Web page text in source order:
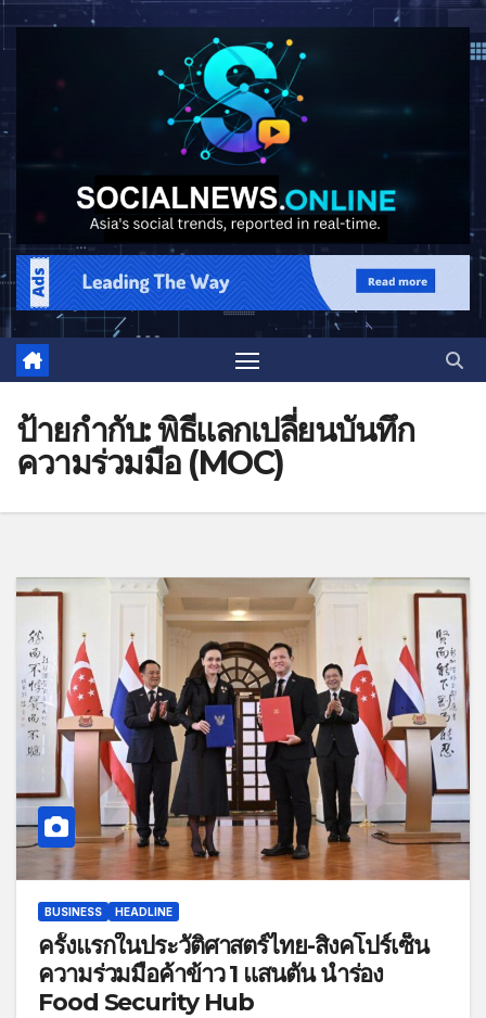
ป้ายกำกับ:พิธีแลกเปลี่ยนบันทึก
ความร่วมมือ (MOC)
BUSINESS HEADLINE
ครั้งแรกในประวัติศาสตร์ไทย-สิงคโปร์เซ็น
ความร่วมมือค้าข้าว 1 แสนตัน นำร่อง
Food Security Hub